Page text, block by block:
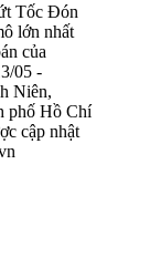
Tốc Đón
lớn nhất
của
05 -
Niên,
phố Hồ Chí
cập nhật